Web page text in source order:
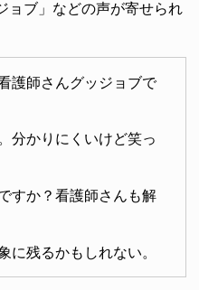
ョブ」などの声が寄せられ
護師さんグッジョブで
分かりにくいけど笑っ
すか？看護師さんも解
に残るかもしれない。